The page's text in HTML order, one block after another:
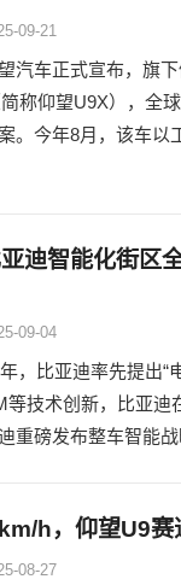
09-21
汽车正式宣布，旗
称仰望U9X），全
。今年8月，该车以
迪智能化街区
09-04
，比亚迪率先提出“
等技术创新，比亚迪
重磅发布整车智能
h，仰望U9赛
08-27